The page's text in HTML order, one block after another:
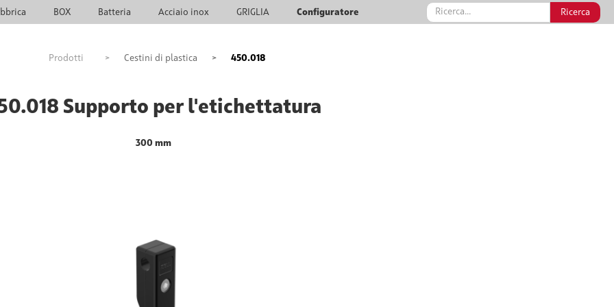
BOX Batteria Acciaio inox GRIGLIA Configuratore
Prodotti > Cestini di plastica > 450.018
Supporto per l'etichettatura
300 mm